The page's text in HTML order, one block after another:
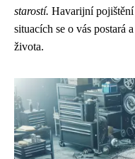
starostí. Havarijní
situacích se o vás postará
života.